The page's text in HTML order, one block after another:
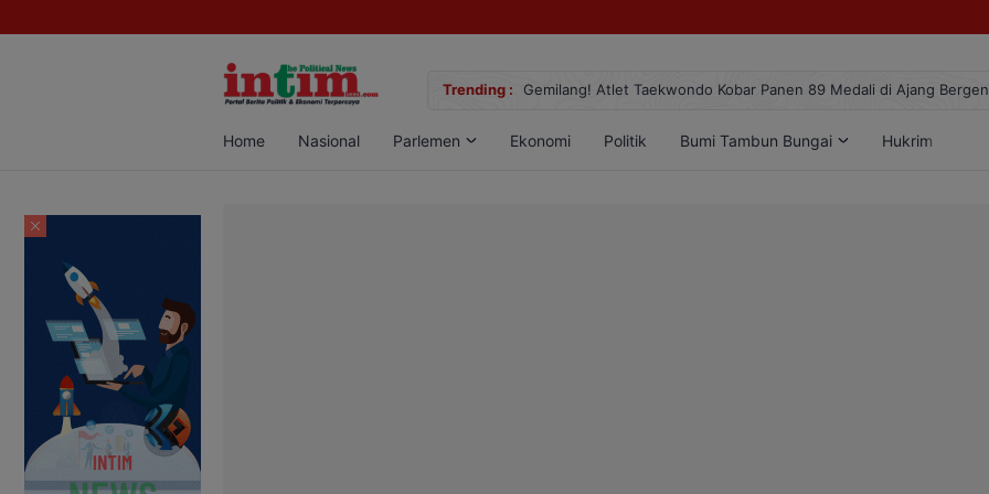
Trending :
Sabu di Pangkalan Bun, Dua Pelaku Diamankan Gemilang! Atlet Taekwondo Kobar Panen 89 Medali di Ajang
Home Nasional Parlemen Ekonomi Politik Bumi Tambun Bungai Hukrim